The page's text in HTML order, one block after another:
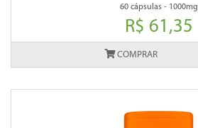
60 cápsulas - 1000mg
R$ 61,35
COMPRAR